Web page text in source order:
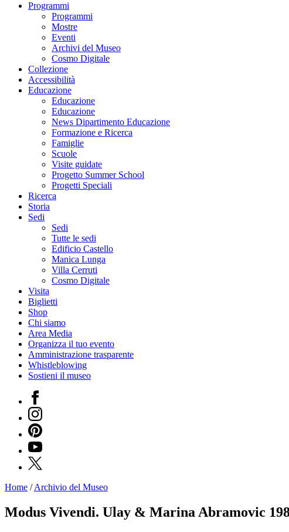
Programmi
Programmi
Mostre
Eventi
Archivi del Museo
Cosmo Digitale
Collezione
Accessibilità
Educazione
Educazione
Educazione
News Dipartimento Educazione
Formazione e Ricerca
Famiglie
Scuole
Visite guidate
Progetto Summer School
Progetti Speciali
Ricerca
Storia
Sedi
Sedi
Tutte le sedi
Edificio Castello
Manica Lunga
Villa Cerruti
Cosmo Digitale
Visita
Biglietti
Shop
Chi siamo
Area Media
Organizza il tuo evento
Amministrazione trasparente
Whistleblowing
Sostieni il museo
Facebook
Instagram
Pinterest
YouTube
X
Mostre
Eventi
Home /Archivio del Museo
Modus Vivendi. Ulay & Marina Abramovic